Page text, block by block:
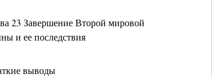
23 Завершение Второй мировой
и ее последствия
выводы